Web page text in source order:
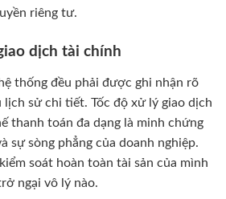
riêng tư.
dịch tài chính
thống đều phải được ghi nhận rõ
lịch sử chi tiết. Tốc độ xử lý giao dịch
thanh toán đa dạng là minh chứng
sự sòng phẳng của doanh nghiệp.
soát hoàn toàn tài sản của mình
ngại vô lý nào.